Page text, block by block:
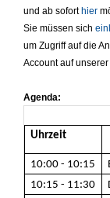
und ab soforthier
Sie müssen sich
um Zugriff auf die
Account auf
Agenda:
Uhrzeit
10:00 - 10:15
10:15 - 11:30